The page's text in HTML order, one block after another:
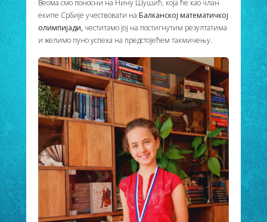
Веома смо поносни на Нину Шушић, која ће као члан
екипе Србије учествовати на Балканској математичкој
олимпијади, честитамо јој на постигнутим резултатима
и желимо пуно успеха на предстојећем такмичењу.